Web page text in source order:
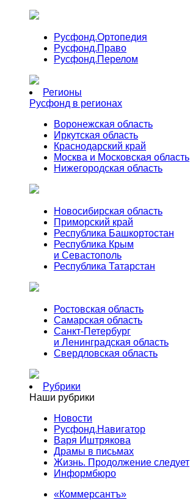
Русфонд.Ортопедия
Русфонд.Право
Русфонд.Перелом
Регионы
Русфонд в регионах
Воронежская область
Иркутская область
Краснодарский край
Москва и Московская область
Нижегородская область
Новосибирская область
Приморский край
Республика Башкортостан
Республика Крым
и Севастополь
Республика Татарстан
Ростовская область
Самарская область
Санкт-Петербург
и Ленинградская область
Свердловская область
Рубрики
Наши рубрики
Новости
Русфонд.Навигатор
Варя Иштрякова
Драмы в письмах
Жизнь. Продолжение следует
Информбюро
«Коммерсантъ»